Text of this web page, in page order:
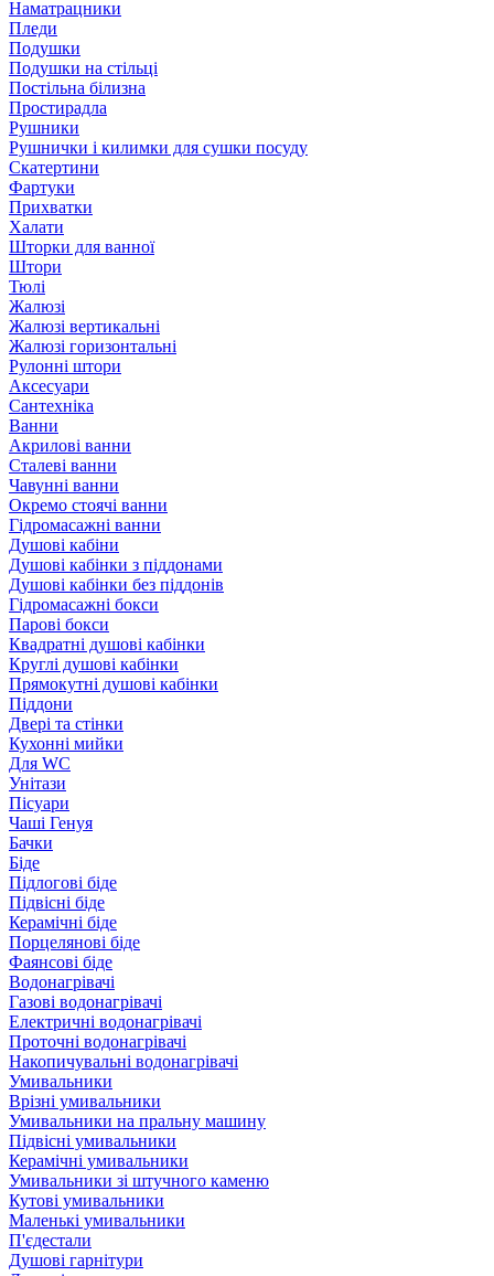
Наматрацники
Пледи
Подушки
Подушки на стільці
Постільна білизна
Простирадла
Рушники
Рушнички і килимки для сушки посуду
Скатертини
Фартуки
Прихватки
Халати
Шторки для ванної
Штори
Тюлі
Жалюзі
Жалюзі вертикальні
Жалюзі горизонтальні
Рулонні штори
Аксесуари
Сантехніка
Ванни
Акрилові ванни
Сталеві ванни
Чавунні ванни
Окремо стоячі ванни
Гідромасажні ванни
Душові кабіни
Душові кабінки з піддонами
Душові кабінки без піддонів
Гідромасажні бокси
Парові бокси
Квадратні душові кабінки
Круглі душові кабінки
Прямокутні душові кабінки
Піддони
Двері та стінки
Кухонні мийки
Для WC
Унітази
Пісуари
Чаші Генуя
Бачки
Біде
Підлогові біде
Підвісні біде
Керамічні біде
Порцелянові біде
Фаянсові біде
Водонагрівачі
Газові водонагрівачі
Електричні водонагрівачі
Проточні водонагрівачі
Накопичувальні водонагрівачі
Умивальники
Врізні умивальники
Умивальники на пральну машину
Підвісні умивальники
Керамічні умивальники
Умивальники зі штучного каменю
Кутові умивальники
Маленькі умивальники
П'єдестали
Душові гарнітури